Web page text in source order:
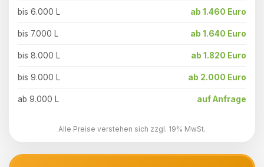
bis 6.000 L ab 1.460 Euro
bis 7.000 L ab 1.640 Euro
bis 8.000 L ab 1.820 Euro
bis 9.000 L ab 2.000 Euro
ab 9.000 L auf Anfrage
Alle Preise verstehen sich zzgl. 19% MwSt.